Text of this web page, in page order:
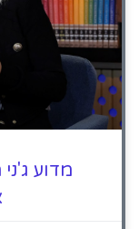
מדוע